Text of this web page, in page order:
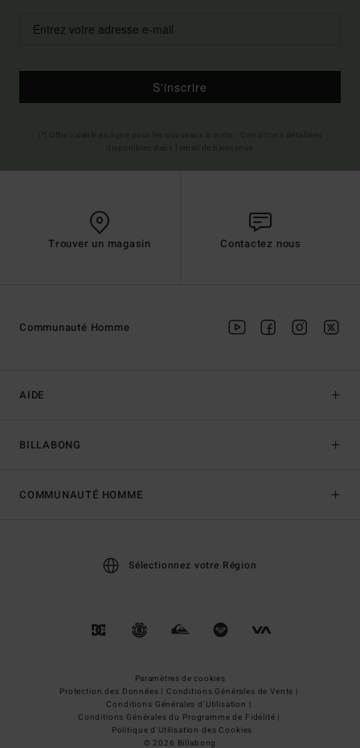
S'inscrire
Trouver un magasin Contactez nous
AIDE
BILLABONG
Communauté Homme
COMMUNAUTÉ HOMME
Sélectionnez votre Région
Paramètres de cookies
Protection des Données | Conditions Générales de Vente |
Conditions Générales d'Utilisation |
Conditions Générales du Programme de Fidélité |
Politique d'Utilisation des Cookies
© 2026 Billabong